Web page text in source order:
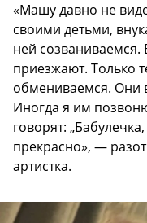
«Машу давно не
своими детьми,
ней созваниваемся.
приезжают. Только
обмениваемся. Они
Иногда я им
говорят:
прекрасно», —
артистка.